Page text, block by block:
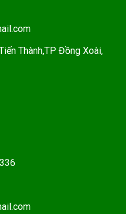
Thành,TP Đồng Xoài,